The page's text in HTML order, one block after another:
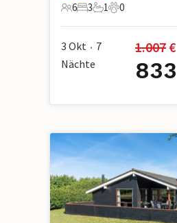
6 Gäste
6
3 Schlafzimmer
3
1 Badezimmer
1
0 Haustiere
0
3 Okt • 7
Nächte
1.007 €
833